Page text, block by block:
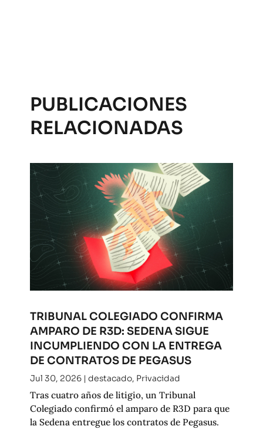
PUBLICACIONES
RELACIONADAS
TRIBUNAL COLEGIADO CONFIRMA
AMPARO DE R3D: SEDENA SIGUE
INCUMPLIENDO CON LA ENTREGA
DE CONTRATOS DE PEGASUS
Jul 30, 2026| destacado, Privacidad
Tras cuatro años de litigio, un Tribunal
Colegiado confirmó el amparo de R3D para que
la Sedena entregue los contratos de Pegasus.